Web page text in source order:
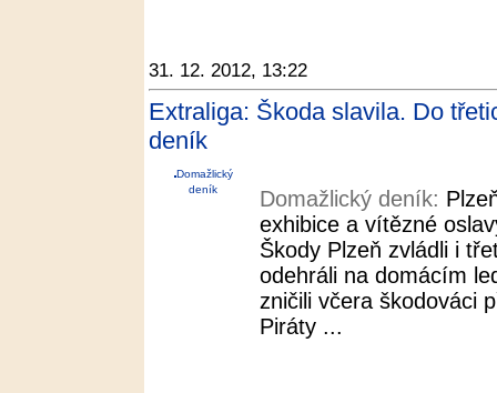
31. 12. 2012, 13:22
Extraliga: Škoda slavila. Do
deník
Domažlický
deník
Domažlický deník:
exhibice a vítězné
Škody Plzeň zvládli i
odehráli na domácím
zničili včera škodováci
Piráty ...